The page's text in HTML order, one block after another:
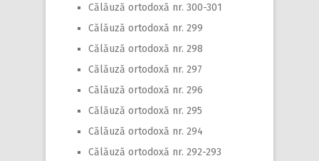
Călăuză ortodoxă nr. 300-301
Călăuză ortodoxă nr. 299
Călăuză ortodoxă nr. 298
Călăuză ortodoxă nr. 297
Călăuză ortodoxă nr. 296
Călăuză ortodoxă nr. 295
Călăuză ortodoxă nr. 294
Călăuză ortodoxă nr. 292-293